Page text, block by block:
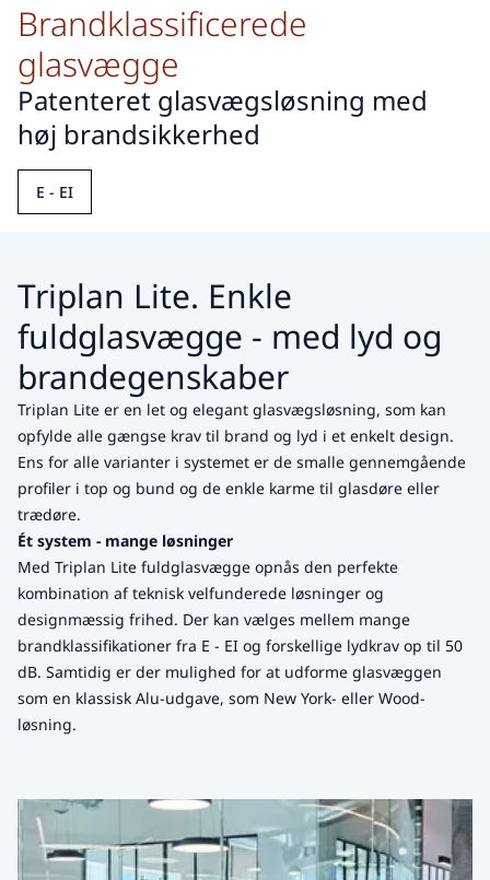
Brandklassificerede
glasvægge
Patenteret glasvægsløsning med
høj brandsikkerhed
E - EI
Triplan Lite. Enkle
fuldglasvægge - med lyd og
brandegenskaber
Triplan Lite er en let og elegant glasvægsløsning, som kan
opfylde alle gængse krav til brand og lyd i et enkelt design.
Ens for alle varianter i systemet er de smalle gennemgående
profiler i top og bund og de enkle karme til glasdøre eller
trædøre.
Ét system - mange løsninger
Med Triplan Lite fuldglasvægge opnås den perfekte
kombination af teknisk velfunderede løsninger og
designmæssig frihed. Der kan vælges mellem mange
brandklassifikationer fra E - EI og forskellige lydkrav op til 50
dB. Samtidig er der mulighed for at udforme glasvæggen
som en klassisk Alu-udgave, som New York- eller Wood-
løsning.